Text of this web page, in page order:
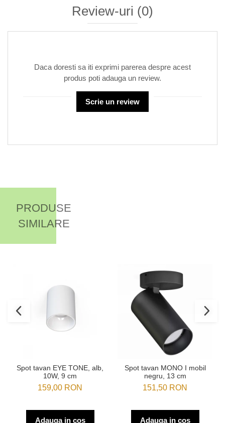
Review-uri (0)
Daca doresti sa iti exprimi parerea despre acest
produs poti adauga un review.
Scrie un review
PRODUSE
SIMILARE
Spot tavan EYE TONE, alb,
10W, 9 cm
159,00 RON
Adauga in cos
Spot tavan MONO I mobil
negru, 13 cm
151,50 RON
Adauga in cos